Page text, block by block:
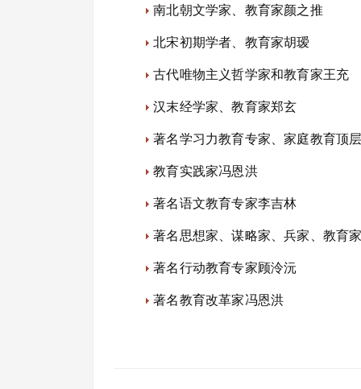
南北朝文学家、教育家颜之推
北宋初期学者、教育家胡瑷
古代唯物主义哲学家和教育家王充
汉末经学家、教育家郑玄
著名学习力教育专家、家庭教育顶
教育实践家冯恩洪
著名语文教育专家李吉林
著名思想家、谋略家、兵家、教育
著名行动教育专家顾泠沅
著名教育改革家冯恩洪